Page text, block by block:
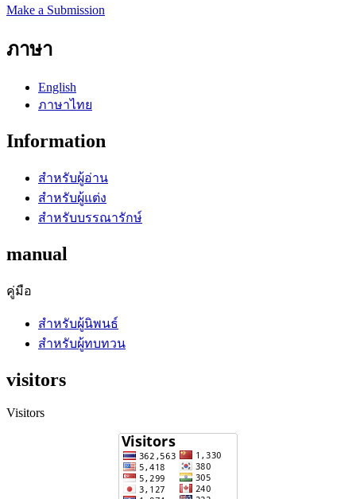
Make a Submission
ภาษา
English
ภาษาไทย
Information
สำหรับผู้อ่าน
สำหรับผู้แต่ง
สำหรับบรรณารักษ์
manual
คู่มือ
สำหรับผู้นิพนธ์
สำหรับผู้ทบทวน
visitors
Visitors